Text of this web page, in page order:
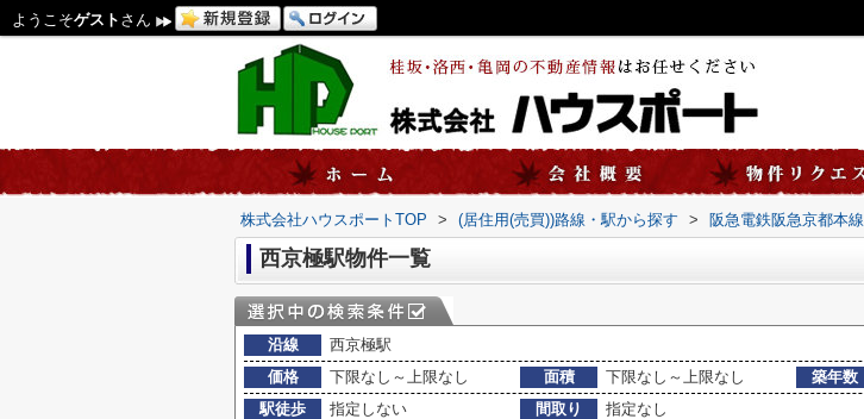
ようこそゲスト さん
株式会社ハウスポートTOP > (居住用(売買))路線・駅から探す > 阪急電鉄阪急京都本線
西京極駅物件一覧
沿線
西京極駅
価格
下限なし～上限なし 面積 下限なし～上限なし 築年数
駅徒歩
指定しない 間取り
指定なし